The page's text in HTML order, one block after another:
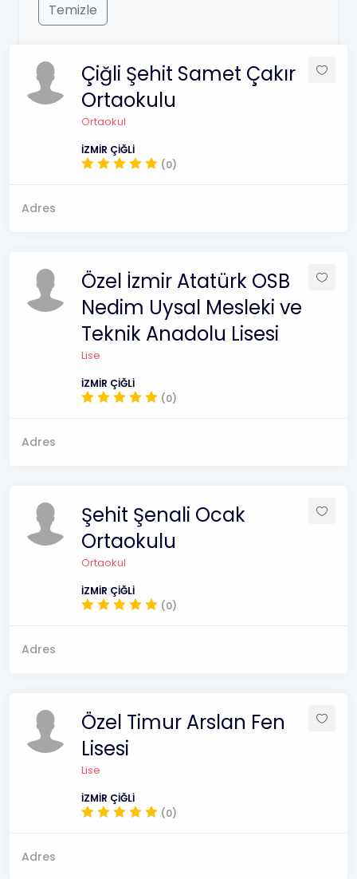
Temizle
Çiğli Şehit Samet Çakır
Ortaokulu
Ortaokul
İZMİR ÇİĞLİ
(0)
Adres
Özel İzmir Atatürk OSB
Nedim Uysal Mesleki ve
Teknik Anadolu Lisesi
Lise
İZMİR ÇİĞLİ
(0)
Adres
Şehit Şenali Ocak
Ortaokulu
Ortaokul
İZMİR ÇİĞLİ
(0)
Adres
Özel Timur Arslan Fen
Lisesi
Lise
İZMİR ÇİĞLİ
(0)
Adres